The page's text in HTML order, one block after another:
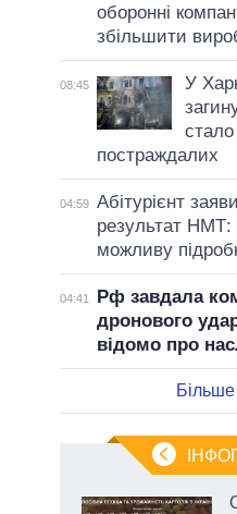
оборонні
збільшити
08:45
У
постраждалих
04:59 Абітурієнт
результат НМТ:
можливу
04:41
Рф завдала
дронового
відомо про